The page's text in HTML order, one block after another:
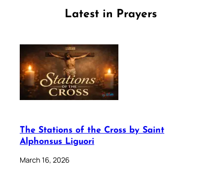
Latest in Prayers
The Stations of the Cross by Saint
Alphonsus Liguori
March 16, 2026